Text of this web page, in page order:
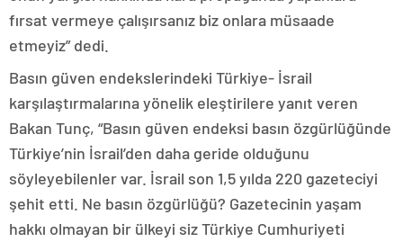
fırsat vermeye çalışırsanız biz onlara müsaade
etmeyiz” dedi.
Basın güven endekslerindeki Türkiye- İsrail
karşılaştırmalarına yönelik eleştirilere yanıt veren
Bakan Tunç, “Basın güven endeksi basın özgürlüğünde
Türkiye’nin İsrail’den daha geride olduğunu
söyleyebilenler var. İsrail son 1,5 yılda 220 gazeteciyi
şehit etti. Ne basın özgürlüğü? Gazetecinin yaşam
hakkı olmayan bir ülkeyi siz Türkiye Cumhuriyeti